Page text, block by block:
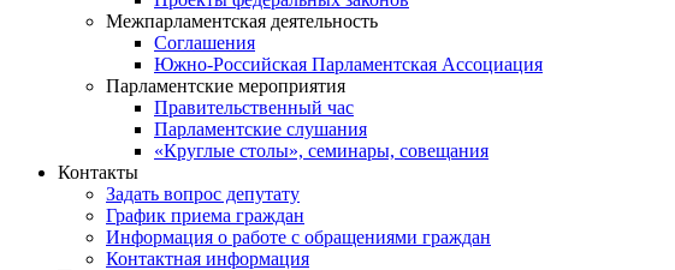
Межпарламентская деятельность
Соглашения
Южно-Российская Парламентская Ассоциация
Парламентские мероприятия
Правительственный час
Парламентские слушания
«Круглые столы», семинары, совещания
Контакты
Задать вопрос депутату
График приема граждан
Информация о работе с обращениями граждан
Контактная информация